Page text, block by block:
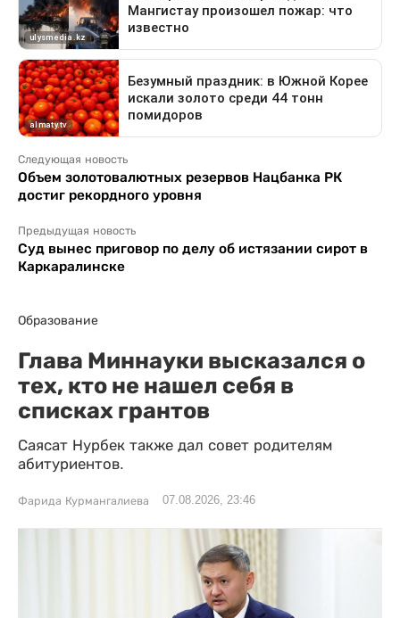
Следующая новость
Объем золотовалютных резервов Нацбанка РК
достиг рекордного уровня
Предыдущая новость
Суд вынес приговор по делу об истязании сирот в
Каркаралинске
Образование
Глава Миннауки высказался о
тех, кто не нашел себя в
списках грантов
Саясат Нурбек также дал совет родителям
абитуриентов.
Фарида Курмангалиева 07.08.2026, 23:46